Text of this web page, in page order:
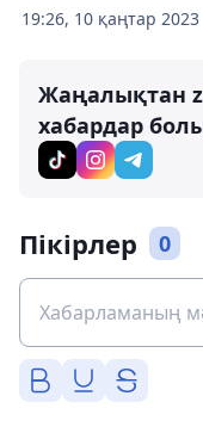
19:26, 10 қаңтар 2023
Жаңалықтан
хабардар
Пікірлер 0